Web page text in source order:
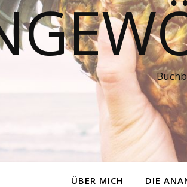
ÜBER MICH DIE